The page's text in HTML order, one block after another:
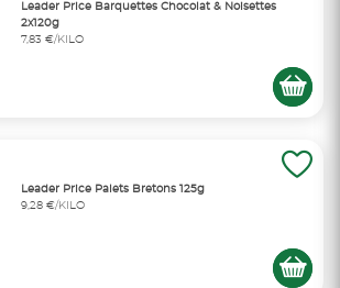
Leader Price Barquettes Chocolat & Noisettes
2x120g
7,83 €/KILO
Leader Price Palets Bretons 125g
9,28 €/KILO